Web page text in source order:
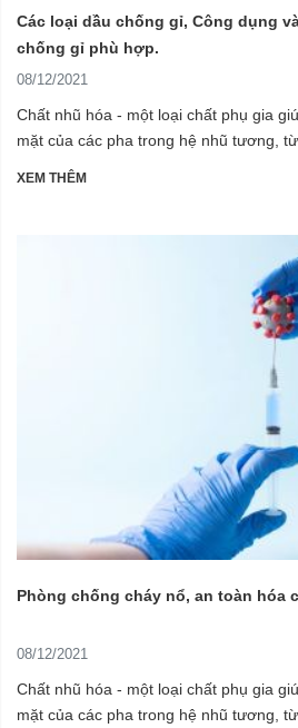
Các loại dầu chống gỉ, Công dụng
chống gỉ phù hợp.
08/12/2021
Chất nhũ hóa - một loại chất phụ gia
mặt của các pha trong hệ nhũ tương, từ
XEM THÊM
Phòng chống cháy nổ, an toàn hóa
08/12/2021
Chất nhũ hóa - một loại chất phụ gia
mặt của các pha trong hệ nhũ tương,